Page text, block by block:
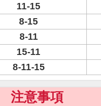
11-15
8-15
8-11
15-11
8-11-15
注意事項